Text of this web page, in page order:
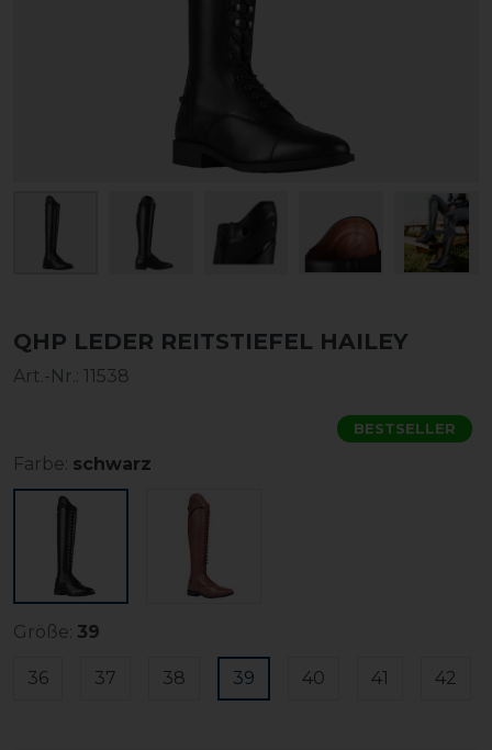
QHP LEDER REITSTIEFEL HAILEY
Art.-Nr.: 11538
BESTSELLER
Farbe: schwarz
Größe: 39
36 37 38 39 40 41 42